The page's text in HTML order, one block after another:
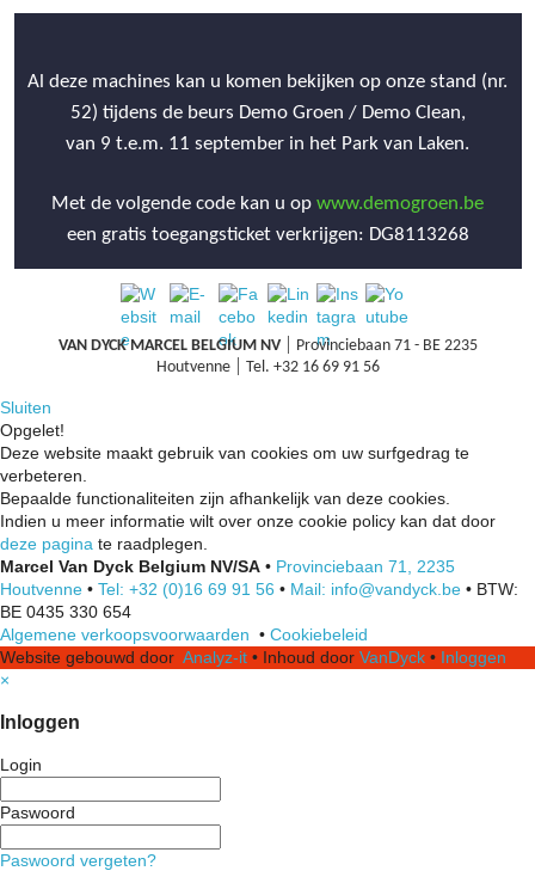
Al deze machines kan u komen bekijken op onze stand (nr.
52) tijdens de beurs Demo Groen / Demo Clean,
van 9 t.e.m. 11 september in het Park van Laken.
Met de volgende code kan u op www.demogroen.be
een gratis toegangsticket verkrijgen: DG8113268
VAN DYCK MARCEL BELGIUM NV│ Provinciebaan 71 - BE 2235
Houtvenne │ Tel. +32 16 69 91 56
Sluiten
Opgelet!
Deze website maakt gebruik van cookies om uw surfgedrag te
verbeteren.
Bepaalde functionaliteiten zijn afhankelijk van deze cookies.
Indien u meer informatie wilt over onze cookie policy kan dat door
deze pagina te raadplegen.
Marcel Van Dyck Belgium NV/SA • Provinciebaan 71, 2235
Houtvenne • Tel: +32 (0)16 69 91 56 • Mail: info@vandyck.be • BTW:
BE 0435 330 654
Algemene verkoopsvoorwaarden • Cookiebeleid
Website gebouwd door Analyz-it • Inhoud door VanDyck • Inloggen
×
Inloggen
Login
Paswoord
Paswoord vergeten?